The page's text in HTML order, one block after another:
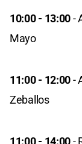
10:00 - 13:00-
Mayo
11:00 - 12:00-
Zeballos
11:00 - 14:00-